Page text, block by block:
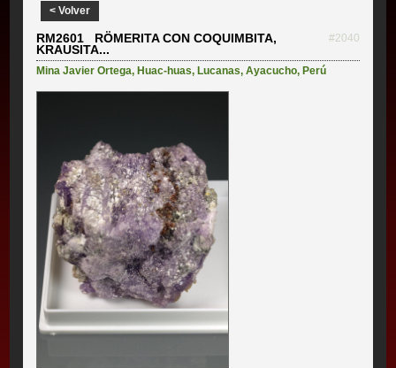
< Volver
RM2601 RÖMERITA CON COQUIMBITA,
KRAUSITA...
#2040
Mina Javier Ortega,Huac-huas,Lucanas,Ayacucho,Perú